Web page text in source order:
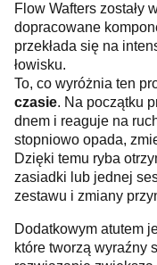
Flow Wafters zostały
dopracowane
przekłada się na
łowisku.
To, co wyróżnia ten
czasie. Na początku
dnem i reaguje na
stopniowo opada,
Dzięki temu ryba
zasiadki lub jednej
zestawu i zmiany
Dodatkowym atutem
które tworzą wyraźny